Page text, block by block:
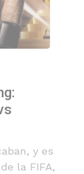
y es
la FIFA,